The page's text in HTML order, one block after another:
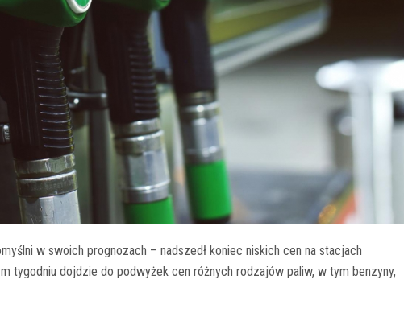
w swoich prognozach – nadszedł koniec niskich cen na stacjach
tygodniu dojdzie do podwyżek cen różnych rodzajów paliw, w tym benzyny,